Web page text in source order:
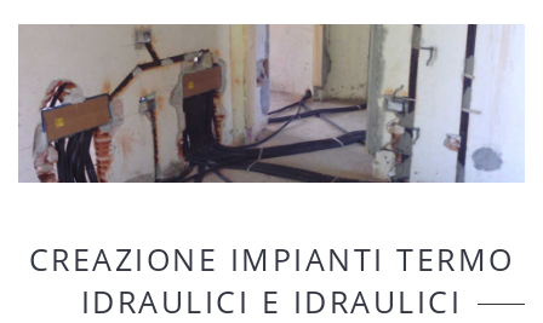
CREAZIONE IMPIANTI TERMO
IDRAULICI E IDRAULICI